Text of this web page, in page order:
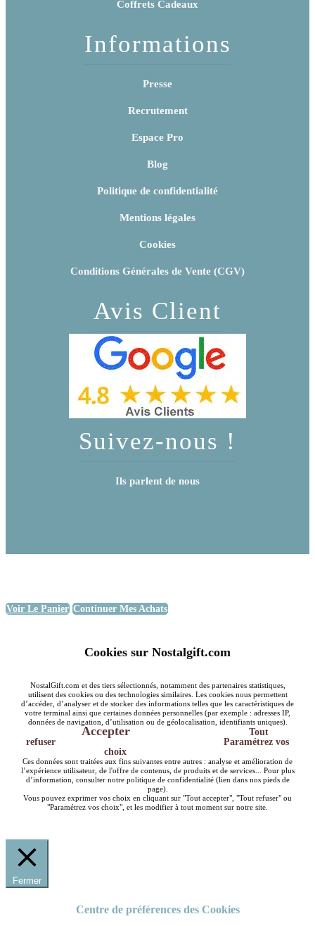
Coffrets Cadeaux
Informations
Presse
Recrutement
Espace Pro
Blog
Politique de confidentialité
Mentions légales
Cookies
Conditions Générales de Vente (CGV)
Avis Client
Suivez-nous !
Ils parlent de nous
Voir Le Panier Continuer Mes Achats
Cookies sur Nostalgift.com
NostalGift.com et des tiers sélectionnés, notamment des partenaires statistiques,
utilisent des cookies ou des technologies similaires. Les cookies nous permettent
d’accéder, d’analyser et de stocker des informations telles que les caractéristiques de
votre terminal ainsi que certaines données personnelles (par exemple : adresses IP,
données de navigation, d’utilisation ou de géolocalisation, identifiants uniques).
Accepter
Tout
refuser
Paramétrez vos
choix
Ces données sont traitées aux fins suivantes entre autres : analyse et amélioration de
l’expérience utilisateur, de l'offre de contenus, de produits et de services... Pour plus
d’information, consulter notre politique de confidentialité (lien dans nos pieds de
page).
Vous pouvez exprimer vos choix en cliquant sur "Tout accepter", "Tout refuser" ou
"Paramétrez vos choix", et les modifier à tout moment sur notre site.
Fermer
Centre de préférences des Cookies